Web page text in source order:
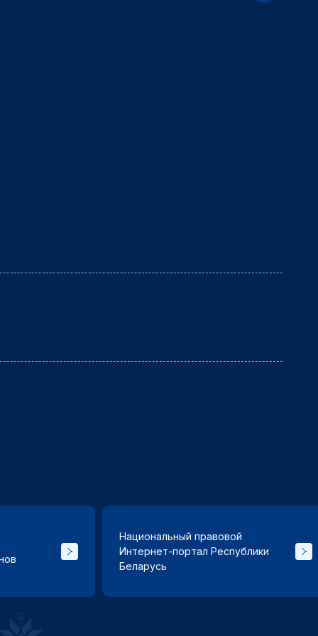
Национальный правовой
Интернет-портал Республики
Беларусь